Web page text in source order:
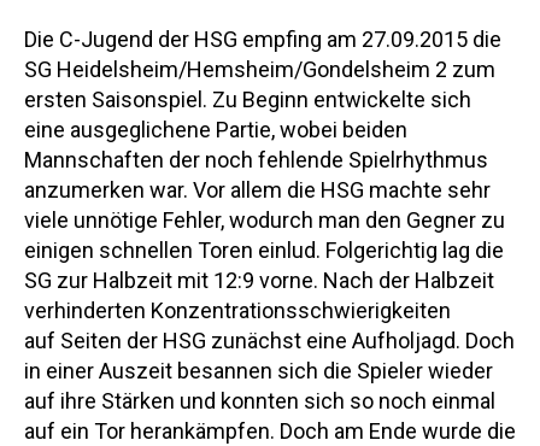
Die C-Jugend der HSG empfing am 27.09.2015 die
SG Heidelsheim/Hemsheim/Gondelsheim 2 zum
ersten Saisonspiel. Zu Beginn entwickelte sich
eine ausgeglichene Partie, wobei beiden
Mannschaften der noch fehlende Spielrhythmus
anzumerken war. Vor allem die HSG machte sehr
viele unnötige Fehler, wodurch man den Gegner zu
einigen schnellen Toren einlud. Folgerichtig lag die
SG zur Halbzeit mit 12:9 vorne. Nach der Halbzeit
verhinderten Konzentrationsschwierigkeiten
auf Seiten der HSG zunächst eine Aufholjagd. Doch
in einer Auszeit besannen sich die Spieler wieder
auf ihre Stärken und konnten sich so noch einmal
auf ein Tor herankämpfen. Doch am Ende wurde die